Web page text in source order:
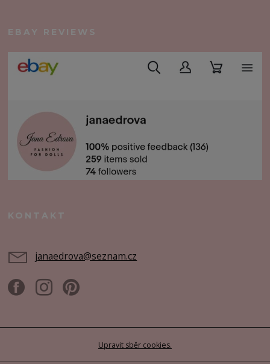
EBAY REVIEWS
KONTAKT
janaedrova@seznam.cz
Upravit sběr cookies.